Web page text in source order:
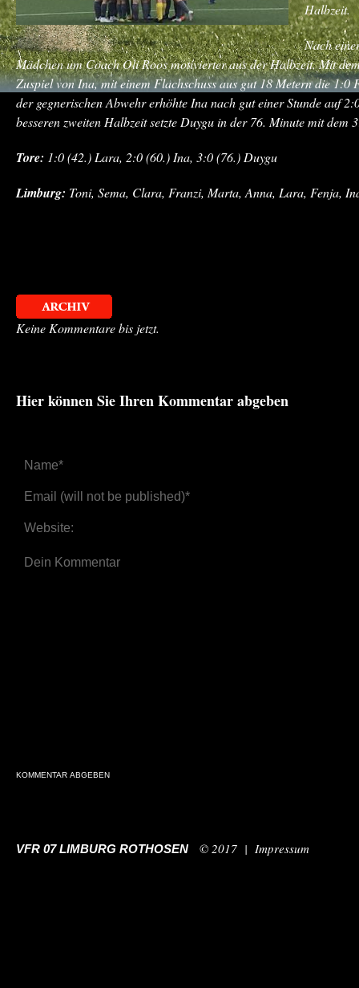
Halbzeit.
Nach
Mädchen um Coach Oli Roos motivierter aus der Halbzeit. Mit
Zuspiel von Ina, mit einem Flachschuss aus gut 18 Metern die
der gegnerischen Abwehr erhöhte Ina nach gut einer Stunde auf
besseren zweiten Halbzeit setzte Duygu in der 76. Minute mit dem
Tore: 1:0 (42.) Lara, 2:0 (60.) Ina, 3:0 (76.) Duygu
Limburg: Toni, Sema, Clara, Franzi, Marta, Anna, Lara, Fenja,
Keine Kommentare bis jetzt.
Hier können Sie Ihren Kommentar abgeben
VFR 07 LIMBURG ROTHOSEN © 2017 | Impressum